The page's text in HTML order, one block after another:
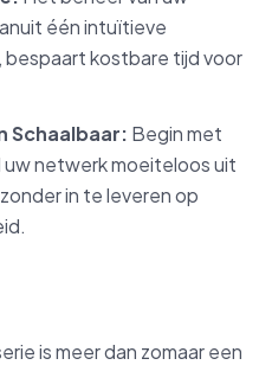
één intuïtieve
kostbare tijd voor
Schaalbaar: Begin met
uw netwerk moeiteloos uit
in te leveren op
is meer dan zomaar een